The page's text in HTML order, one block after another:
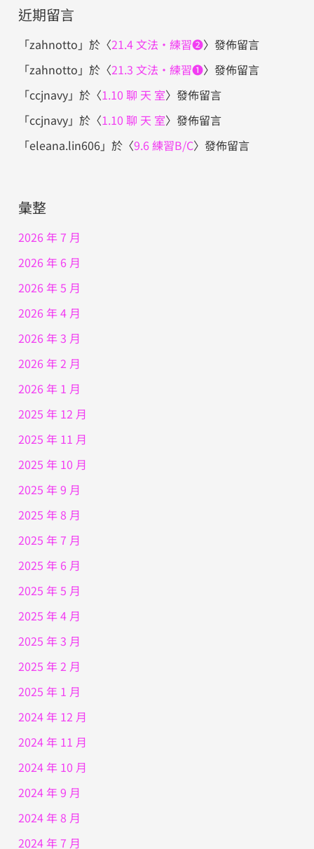
近期留言
「zahnotto 」於〈21.4 文法・練習❷〉發佈留言
「zahnotto 」於〈21.3 文法・練習❶〉發佈留言
「ccjnavy」於〈1.10 聊 天 室〉發佈留言
「ccjnavy」於〈1.10 聊 天 室〉發佈留言
「eleana.lin606」於〈9.6 練習B/C〉發佈留言
彙整
2026 年 7 月
2026 年 6 月
2026 年 5 月
2026 年 4 月
2026 年 3 月
2026 年 2 月
2026 年 1 月
2025 年 12 月
2025 年 11 月
2025 年 10 月
2025 年 9 月
2025 年 8 月
2025 年 7 月
2025 年 6 月
2025 年 5 月
2025 年 4 月
2025 年 3 月
2025 年 2 月
2025 年 1 月
2024 年 12 月
2024 年 11 月
2024 年 10 月
2024 年 9 月
2024 年 8 月
2024 年 7 月